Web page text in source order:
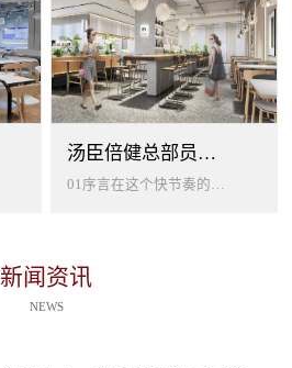
汤臣倍健总部员工餐厅设计
01序言在这个快节奏的时代工作压力如同无形的紧箍让大家的生活几乎被工作填满现代企业也越来越重视员工的身心健康所以我们始终...
新闻资讯
NEWS